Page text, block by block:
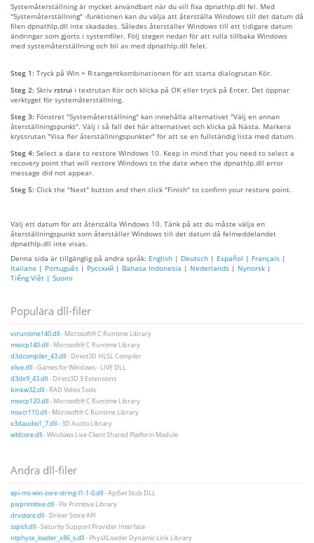
Systemåterställning är mycket användbart när du vill fixa dpnathlp.dll fel. Med
"Systemåterställning" -funktionen kan du välja att återställa Windows till det datum då
filen dpnathlp.dll inte skadades. Således återställer Windows till ett tidigare datum
ändringar som gjorts i systemfiler. Följ stegen nedan för att rulla tillbaka Windows
med systemåterställning och bli av med dpnathlp.dll felet.
Steg 1: Tryck på Win + R-tangentkombinationen för att starta dialogrutan Kör.
Steg 2: Skriv rstrui i textrutan Kör och klicka på OK eller tryck på Enter. Det öppnar
verktyget för systemåterställning.
Steg 3: Fönstret "Systemåterställning" kan innehålla alternativet "Välj en annan
återställningspunkt". Välj i så fall det här alternativet och klicka på Nästa. Markera
kryssrutan "Visa fler återställningspunkter" för att se en fullständig lista med datum.
Steg 4: Select a date to restore Windows 10. Keep in mind that you need to select a
recovery point that will restore Windows to the date when the dpnathlp.dll error
message did not appear.
Steg 5: Click the "Next" button and then click "Finish" to confirm your restore point.
Välj ett datum för att återställa Windows 10. Tänk på att du måste välja en
återställningspunkt som återställer Windows till det datum då felmeddelandet
dpnathlp.dll inte visas.
Denna sida är tillgänglig på andra språk: English | Deutsch | Español | Français |
Italiano | Português | Русский | Bahasa Indonesia | Nederlands | Nynorsk |
Tiếng Việt | Suomi
Populära dll-filer
vcruntime140.dll- Microsoft® C Runtime Library
msvcp140.dll- Microsoft® C Runtime Library
d3dcompiler_43.dll- Direct3D HLSL Compiler
xlive.dll- Games for Windows - LIVE DLL
d3dx9_43.dll- Direct3D 9 Extensions
binkw32.dll- RAD Video Tools
msvcp120.dll- Microsoft® C Runtime Library
msvcr110.dll- Microsoft® C Runtime Library
x3daudio1_7.dll- 3D Audio Library
wldcore.dll- Windows Live Client Shared Platform Module
Andra dll-filer
api-ms-win-core-string-l1-1-0.dll- ApiSet Stub DLL
pixprimitive.dll- Pix Primitive Library
drvstore.dll- Driver Store API
sspicli.dll- Security Support Provider Interface
ntphysx_loader_x86_s.dll- PhysXLoader Dynamic Link Library